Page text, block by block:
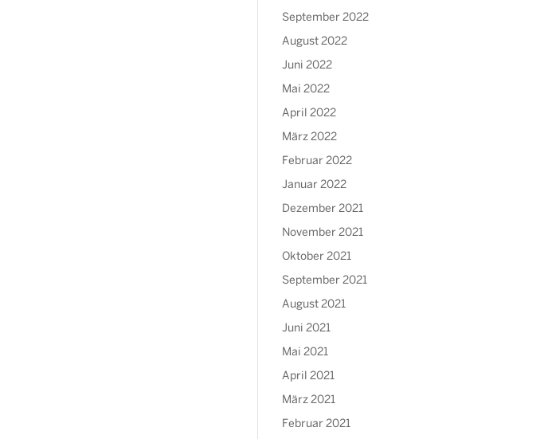
September 2022
August 2022
Juni 2022
Mai 2022
April 2022
März 2022
Februar 2022
Januar 2022
Dezember 2021
November 2021
Oktober 2021
September 2021
August 2021
Juni 2021
Mai 2021
April 2021
März 2021
Februar 2021